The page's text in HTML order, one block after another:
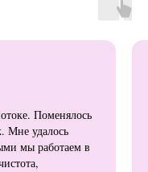
Поменялось
Мне удалось
мы работаем в